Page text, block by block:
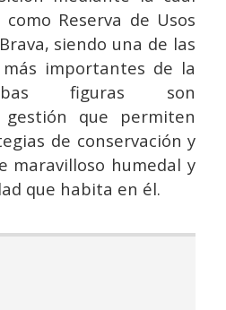
Reserva de Usos
siendo una de las
importantes de la
figuras son
que permiten
de conservación y
maravilloso humedal y
que habita en él.